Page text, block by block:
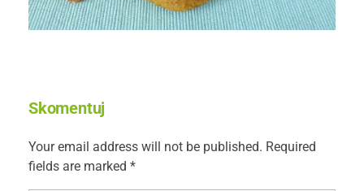
Skomentuj
Your email address will not be published. Required
fields are marked *